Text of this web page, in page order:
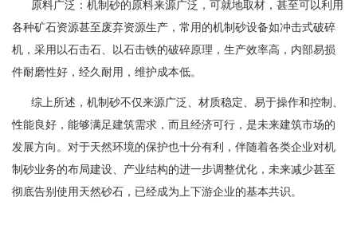
原料广泛：‌机制砂的原料来源广泛，‌可就地取材，‌甚至可以利用
各种矿石资源甚至废弃资源生产，‌常用的机制砂设备如冲击式破碎
机，‌采用以石击石、‌以石击铁的破碎原理，‌生产效率高，‌内部易损
件耐磨性好，‌经久耐用，‌维护成本低。‌
综上所述，‌机制砂不仅来源广泛、‌材质稳定、‌易于操作和控制、‌
性能良好，‌能够满足建筑需求，‌而且经济可行，‌是未来建筑市场的
发展方向。‌对于天然环境的保护也十分有利，‌伴随着各类企业对机
制砂业务的布局建设、‌产业结构的进一步调整优化，‌未来减少甚至
彻底告别使用天然砂石，‌已经成为上下游企业的基本共识‌。